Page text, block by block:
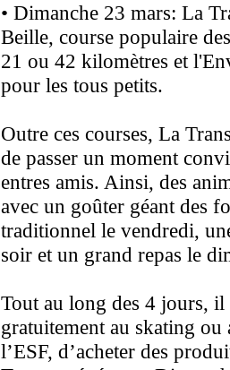
• Dimanche 23 mars: La
Beille, course populaire
21 ou 42 kilomètres et
pour les tous petits.
Outre ces courses, La
de passer un moment
entres amis. Ainsi, des
avec un goûter géant des
traditionnel le vendredi,
soir et un grand repas le
Tout au long des 4 jours, il
gratuitement au skating ou
l’ESF, d’acheter des